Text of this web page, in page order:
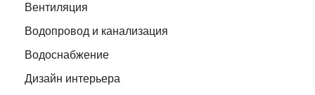
Вентиляция
Водопровод и канализация
Водоснабжение
Дизайн интерьера